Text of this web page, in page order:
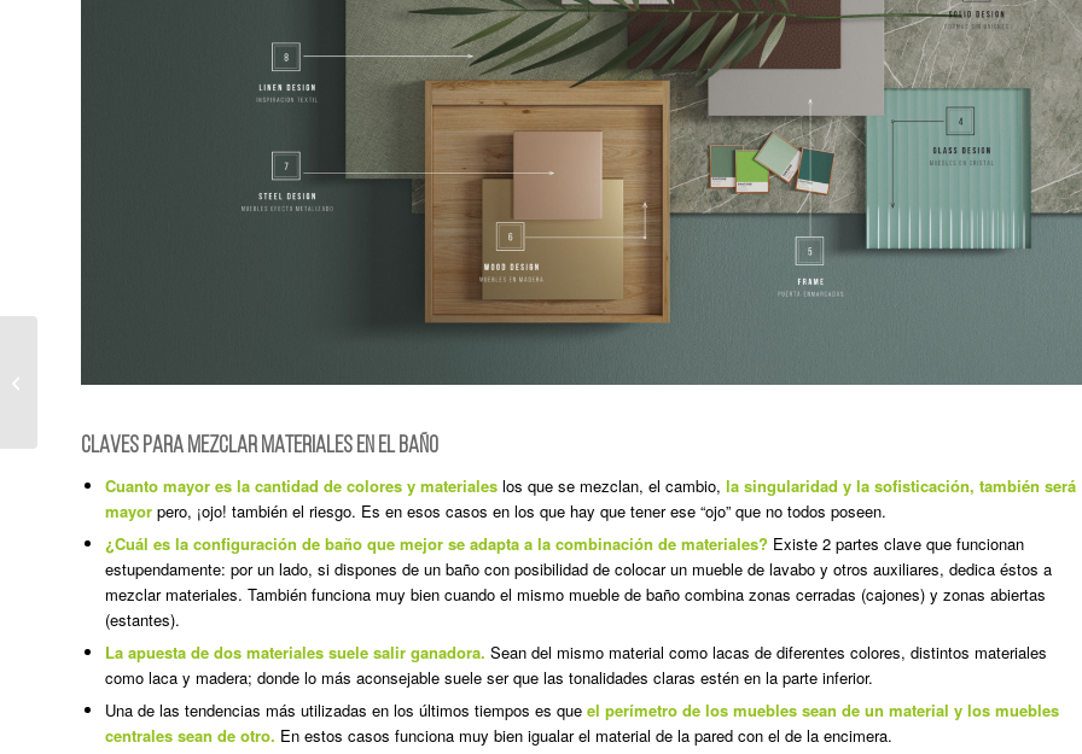
CLAVES PARA MEZCLAR MATERIALES EN EL BAÑO
Cuanto mayor es la cantidad de colores y materiales los que se mezclan, el cambio, la singularidad y la sofisticación, también será
mayor pero, ¡ojo! también el riesgo. Es en esos casos en los que hay que tener ese “ojo” que no todos poseen.
¿Cuál es la configuración de baño que mejor se adapta a la combinación de materiales? Existe 2 partes clave que funcionan
estupendamente: por un lado, si dispones de un baño con posibilidad de colocar un mueble de lavabo y otros auxiliares, dedica éstos a
mezclar materiales. También funciona muy bien cuando el mismo mueble de baño combina zonas cerradas (cajones) y zonas abiertas
(estantes).
La apuesta de dos materiales suele salir ganadora. Sean del mismo material como lacas de diferentes colores, distintos materiales
como laca y madera; donde lo más aconsejable suele ser que las tonalidades claras estén en la parte inferior.
Una de las tendencias más utilizadas en los últimos tiempos es que el perímetro de los muebles sean de un material y los muebles
centrales sean de otro. En estos casos funciona muy bien igualar el material de la pared con el de la encimera.